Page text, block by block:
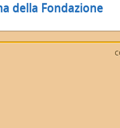
della Fondazione